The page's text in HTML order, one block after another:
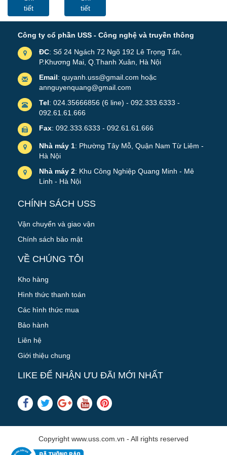
C20 Chuẩn
tiết
6U600 -Màu
Lưới
tiết
Công ty cổ phần USS - Công nghệ và truyền thông
ĐC: Số 24 Ngách 72 Ngõ 192 Lê Trọng Tấn,
P.Khương Mai, Q.Thanh Xuân, Hà Nội
Email: quyanh.uss@gmail.com hoặc
annguyenquang@gmail.com
Tel: 024.35666856 (6 line) - 092.333.6333 -
092.61.61.666
Fax: 092.333.6333 - 092.61.61.666
Nhà máy 1: Phường Tây Mỗ, Quận Nam Từ Liêm -
Hà Nội
Nhà máy 2: Khu Công Nghiệp Quang Minh - Mê
Linh - Hà Nội
CHÍNH SÁCH USS
Vận chuyển và giao vận
Chính sách bảo mật
VỀ CHÚNG TÔI
Kho hàng
Hình thức thanh toán
Các hình thức mua
Bảo hành
Liên hệ
Giới thiệu chung
LIKE ĐỂ NHẬN ƯU ĐÃI MỚI NHẤT
Copyright www.uss.com.vn - All rights reserved